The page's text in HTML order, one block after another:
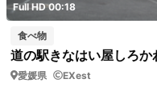
Full HD 00:18
食べ物
愛媛県 EXest